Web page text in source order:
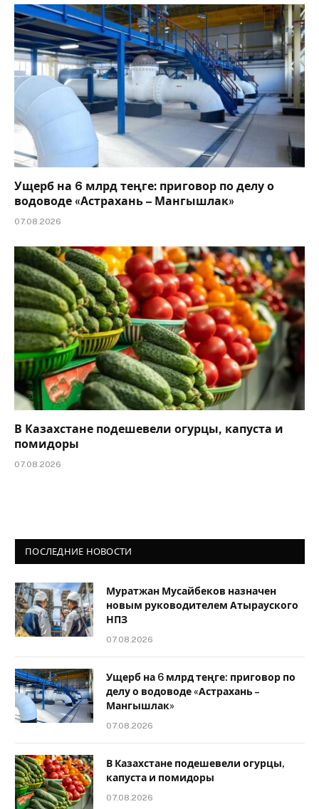
Ущерб на 6 млрд теңге: приговор по делу о
водоводе «Астрахань – Мангышлак»
07.08.2026
В Казахстане подешевели огурцы, капуста и
помидоры
07.08.2026
ПОСЛЕДНИЕ НОВОСТИ
Муратжан Мусайбеков назначен
новым руководителем Атырауского
НПЗ
07.08.2026
Ущерб на 6 млрд теңге: приговор по
делу о водоводе «Астрахань –
Мангышлак»
07.08.2026
В Казахстане подешевели огурцы,
капуста и помидоры
07.08.2026